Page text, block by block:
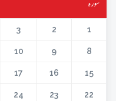
سورہ
1
2
3
8
9
10
15
16
17
22
23
24